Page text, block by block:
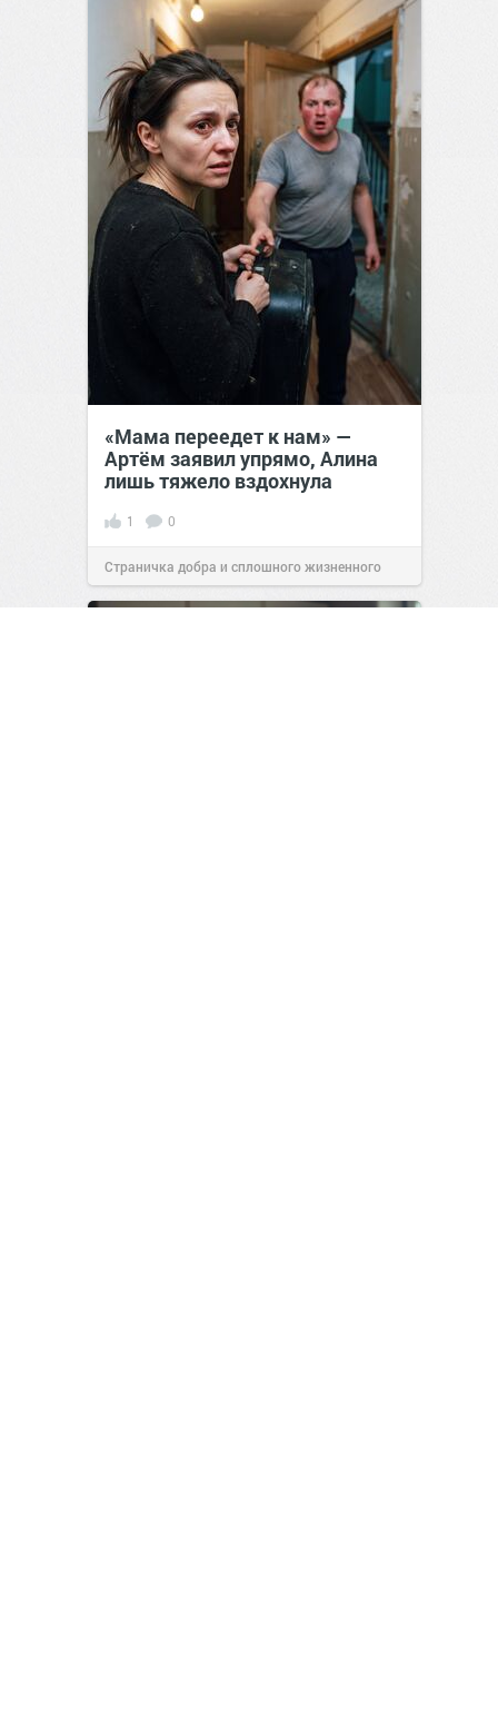
«Мама переедет к нам» —
Артём заявил упрямо, Алина
лишь тяжело вздохнула
1 0
Страничка добра и сплошного жизненного
позитива!00:28Вчера